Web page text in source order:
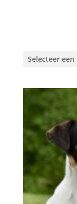
Selecteer een